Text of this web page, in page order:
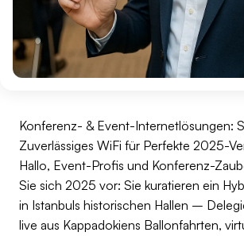
Konferenz- & Event-Internetlösungen:
Zuverlässiges WiFi für Perfekte 2025-
Hallo, Event-Profis und Konferenz-
Sie sich 2025 vor: Sie kuratieren ein
in Istanbuls historischen Hallen –
live aus Kappadokiens Ballonfahrten,